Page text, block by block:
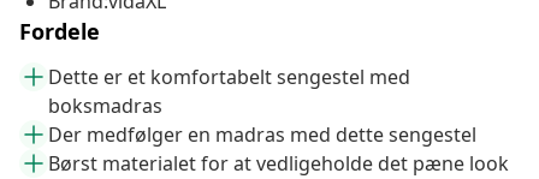
Fordele
Dette er et komfortabelt sengestel med
boksmadras
Der medfølger en madras med dette sengestel
Børst materialet for at vedligeholde det pæne look